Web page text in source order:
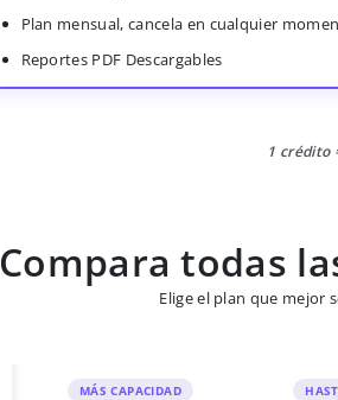
Plan mensual, cancela en cualquier
Reportes PDF Descargables
1 crédito
Compara todas
Elige el plan que mejor
MÁS CAPACIDAD